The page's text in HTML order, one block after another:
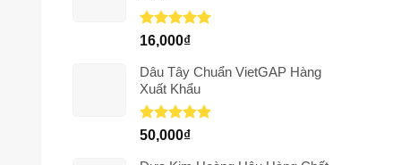
Được xếp
5 sao
16,000₫
Dâu Tây Chuẩn VietGAP Hàng
Xuất Khẩu
Được xếp
5 sao
50,000₫